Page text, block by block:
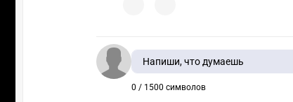
Напиши, что думаешь
0 / 1500 символов